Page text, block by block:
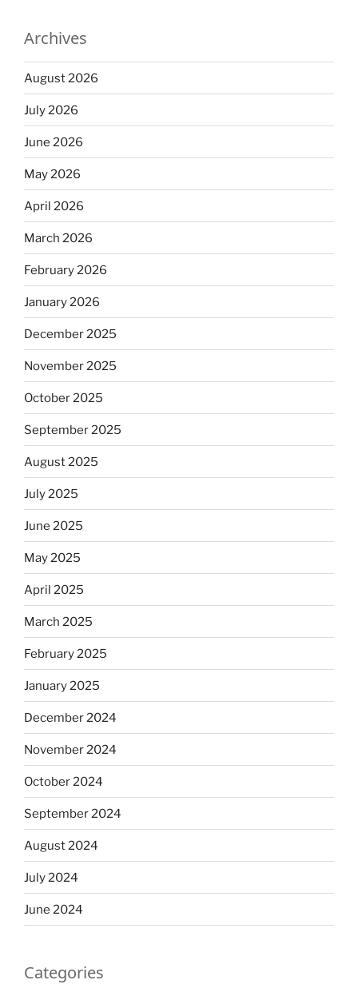
Archives
August 2026
July 2026
June 2026
May 2026
April 2026
March 2026
February 2026
January 2026
December 2025
November 2025
October 2025
September 2025
August 2025
July 2025
June 2025
May 2025
April 2025
March 2025
February 2025
January 2025
December 2024
November 2024
October 2024
September 2024
August 2024
July 2024
June 2024
Categories